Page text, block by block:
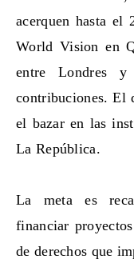
acerquen hasta el
World Vision en
entre Londres
contribuciones. El
el bazar en las
La República.
La meta es
financiar
de derechos que